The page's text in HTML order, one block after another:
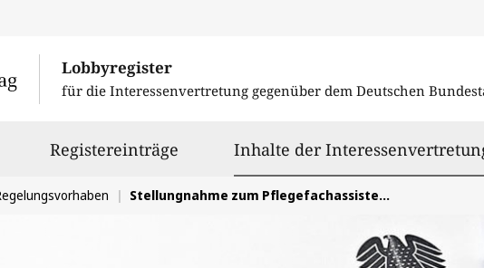
Lobbyregister
für die Interessenvertretung gegenüber dem Deutschen
Registereinträge Inhalte der
Stellungnahme zum Pflegefachassistenzeinführungsgesetz, Forderung einer 18-monatigen Ausbildung